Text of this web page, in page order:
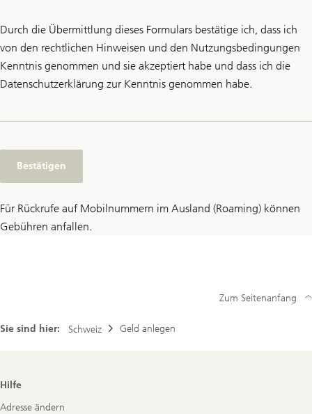
Durch die Übermittlung dieses Formulars bestätige ich, dass ich
von den rechtlichen Hinweisen und den Nutzungsbedingungen
Kenntnis genommen und sie akzeptiert habe und dass ich die
Datenschutzerklärung zur Kenntnis genommen habe.
Bestätigen
Für Rückrufe auf Mobilnummern im Ausland (Roaming) können
Gebühren anfallen.
Sie sind hier: Schweiz Geld anlegen
Zum Seitenanfang
Footer
Hilfe
Adresse ändern